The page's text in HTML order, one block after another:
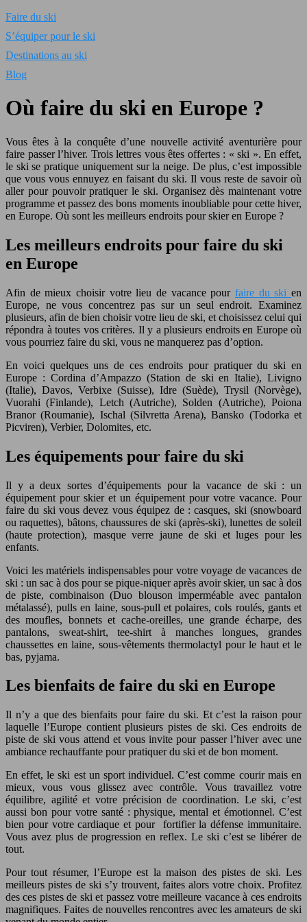
Faire du ski
S’équiper pour le ski
Destinations au ski
Blog
Où faire du ski en Europe ?
Vous êtes à la conquête d’une nouvelle activité aventurière pour
faire passer l’hiver. Trois lettres vous êtes offertes : « ski ». En effet,
le ski se pratique uniquement sur la neige. De plus, c’est impossible
que vous vous ennuyez en faisant du ski. Il vous reste de savoir où
aller pour pouvoir pratiquer le ski. Organisez dès maintenant votre
programme et passez des bons moments inoubliable pour cette hiver,
en Europe. Où sont les meilleurs endroits pour skier en Europe ?
Les meilleurs endroits pour faire du ski
en Europe
Afin de mieux choisir votre lieu de vacance pour faire du ski en
Europe, ne vous concentrez pas sur un seul endroit. Examinez
plusieurs, afin de bien choisir votre lieu de ski, et choisissez celui qui
répondra à toutes vos critères. Il y a plusieurs endroits en Europe où
vous pourriez faire du ski, vous ne manquerez pas d’option.
En voici quelques uns de ces endroits pour pratiquer du ski en
Europe : Cordina d’Ampazzo (Station de ski en Italie), Livigno
(Italie), Davos, Verbixe (Suisse), Idre (Suède), Trysil (Norvège),
Vuorahi (Finlande), Letch (Autriche), Solden (Autriche), Poiona
Branor (Roumanie), Ischal (Silvretta Arena), Bansko (Todorka et
Picviren), Verbier, Dolomites, etc.
Les équipements pour faire du ski
Il y a deux sortes d’équipements pour la vacance de ski : un
équipement pour skier et un équipement pour votre vacance. Pour
faire du ski vous devez vous équipez de : casques, ski (snowboard
ou raquettes), bâtons, chaussures de ski (après-ski), lunettes de soleil
(haute protection), masque verre jaune de ski et luges pour les
enfants.
Voici les matériels indispensables pour votre voyage de vacances de
ski : un sac à dos pour se pique-niquer après avoir skier, un sac à dos
de piste, combinaison (Duo blouson imperméable avec pantalon
métalassé), pulls en laine, sous-pull et polaires, cols roulés, gants et
des moufles, bonnets et cache-oreilles, une grande écharpe, des
pantalons, sweat-shirt, tee-shirt à manches longues, grandes
chaussettes en laine, sous-vêtements thermolactyl pour le haut et le
bas, pyjama.
Les bienfaits de faire du ski en Europe
Il n’y a que des bienfaits pour faire du ski. Et c’est la raison pour
laquelle l’Europe contient plusieurs pistes de ski. Ces endroits de
piste de ski vous attend et vous invite pour passer l’hiver avec une
ambiance rechauffante pour pratiquer du ski et de bon moment.
En effet, le ski est un sport individuel. C’est comme courir mais en
mieux, vous vous glissez avec contrôle. Vous travaillez votre
équilibre, agilité et votre précision de coordination. Le ski, c’est
aussi bon pour votre santé : physique, mental et émotionnel. C’est
bien pour votre cardiaque et pour fortifier la défense immunitaire.
Vous avez plus de progression en reflex. Le ski c’est se libérer de
tout.
Pour tout résumer, l’Europe est la maison des pistes de ski. Les
meilleurs pistes de ski s’y trouvent, faites alors votre choix. Profitez
des ces pistes de ski et passez votre meilleure vacance à ces endroits
magnifiques. Faites de nouvelles rencontres avec les amateurs de ski